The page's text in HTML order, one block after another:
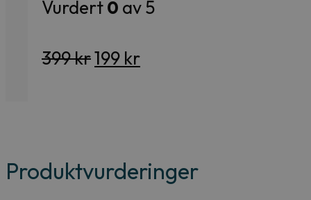
Vurdert0 av 5
399krOpprinnelig
199 krNåværende
Produktvurderinger